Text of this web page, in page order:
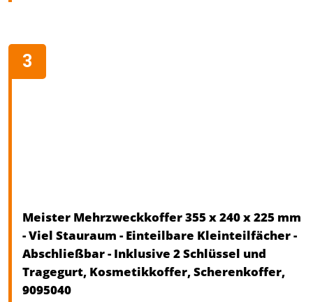
Meister Mehrzweckkoffer 355 x 240 x 225 mm
- Viel Stauraum - Einteilbare Kleinteilfächer -
Abschließbar - Inklusive 2 Schlüssel und
Tragegurt, Kosmetikkoffer, Scherenkoffer,
9095040